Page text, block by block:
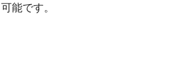
能です。